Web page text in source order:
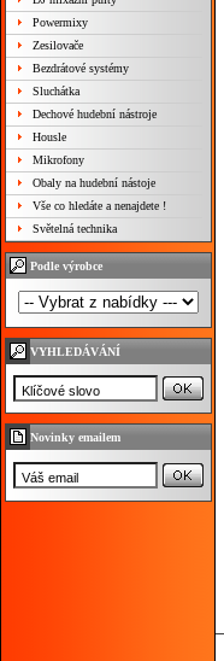
Powermixy
Zesilovače
Bezdrátové systémy
Sluchátka
Dechové hudební nástroje
Housle
Mikrofony
Obaly na hudební nástoje
Vše co hledáte a nenajdete !
Světelná technika
Podle výrobce
VYHLEDÁVÁNÍ
Novinky emailem